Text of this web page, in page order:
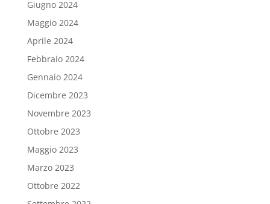
Giugno 2024
Maggio 2024
Aprile 2024
Febbraio 2024
Gennaio 2024
Dicembre 2023
Novembre 2023
Ottobre 2023
Maggio 2023
Marzo 2023
Ottobre 2022